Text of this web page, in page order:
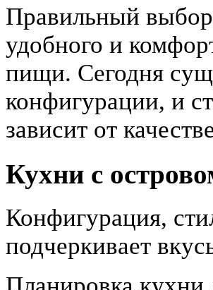
Правильный выбор
удобного и
пищи. Сегодня
конфигурации, и
зависит от
Кухни с
Конфигурация,
подчеркивает